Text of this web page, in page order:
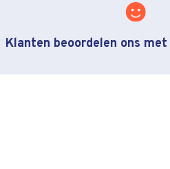
Klanten beoordelen ons